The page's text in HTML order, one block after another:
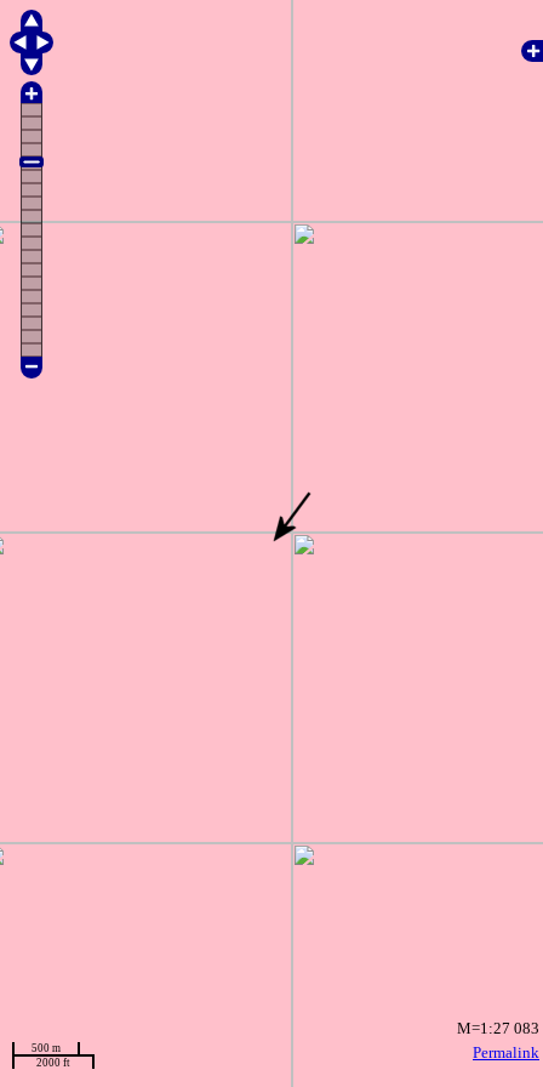
Permalink
500 m
2000 ft
M=1:27 083